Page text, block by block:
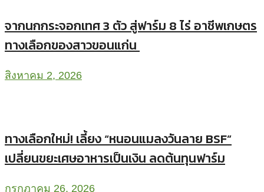
จากนกกระจอกเทศ 3 ตัว สู่ฟาร์ม 8 ไร่ อาชีพเกษตร
ทางเลือกของสาวขอนแก่น
สิงหาคม 2, 2026
ทางเลือกใหม่! เลี้ยง “หนอนแมลงวันลาย BSF”
เปลี่ยนขยะเศษอาหารเป็นเงิน ลดต้นทุนฟาร์ม
กรกฎาคม 26, 2026